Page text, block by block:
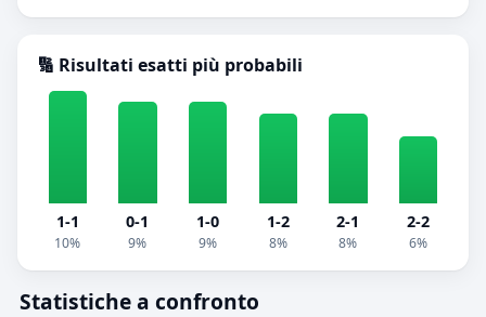
🔢 Risultati esatti più probabili
1-1
10%
0-1
9%
1-0
9%
1-2
8%
2-1
8%
2-2
6%
Statistiche a confronto